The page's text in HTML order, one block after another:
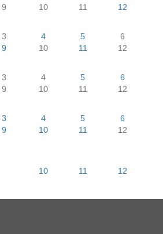
9 10 11
12
3 4 5
6
9 10 11
12
3 4 5
6
9 10 11
12
3 4 5
6
9 10 11
12
10 11 12